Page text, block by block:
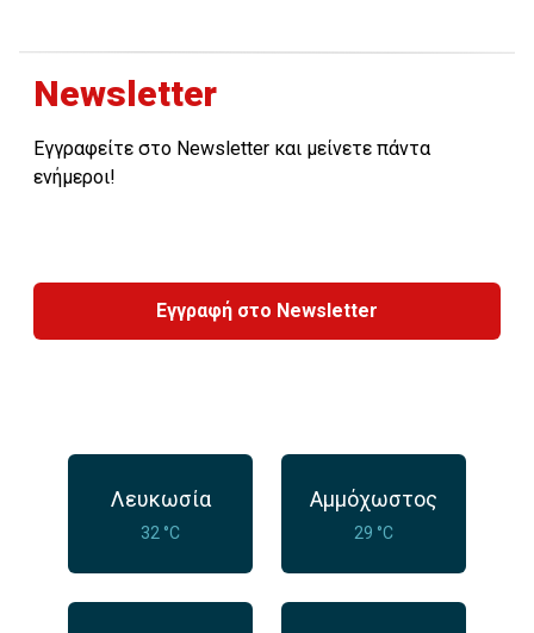
Newsletter
Εγγραφείτε στο Newsletter και μείνετε πάντα
ενήμεροι!
Εγγραφή στο Newsletter
Λευκωσία
32 °C
Αμμόχωστος
29 °C